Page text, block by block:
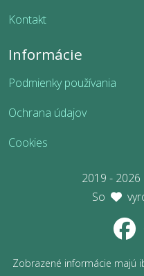
Kontakt
Informácie
Podmienky používania
Ochrana údajov
Cookies
2019 -
So
Zobrazené informácie majú